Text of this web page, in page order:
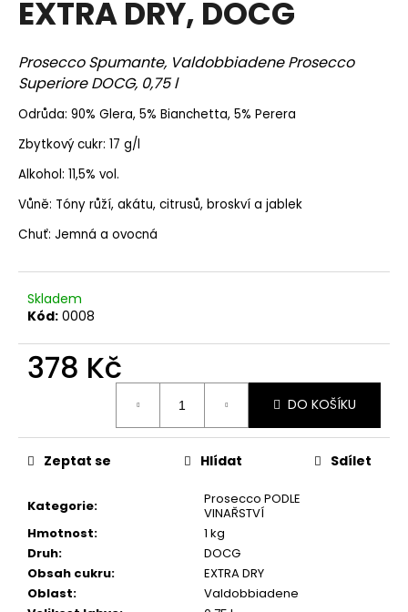
EXTRA DRY, DOCG
Prosecco Spumante, Valdobbiadene Prosecco
Superiore DOCG, 0,75 l
Odrůda: 90% Glera, 5% Bianchetta, 5% Perera
Zbytkový cukr: 17 g/l
Alkohol: 11,5% vol.
Vůně: Tóny růží, akátu, citrusů, broskví a jablek
Chuť: Jemná a ovocná
Skladem
Kód: 0008
378 Kč
DO KOŠÍKU
Kategorie:
Prosecco PODLE
VINAŘSTVÍ
Hmotnost:
1 kg
Druh:
DOCG
Obsah cukru:
EXTRA DRY
Oblast:
Valdobbiadene
Zeptat se Hlídat Sdílet
a
í
t
?
HLEDAT
D
o
o
u
e
e
RIVA
DEI
FRATI,